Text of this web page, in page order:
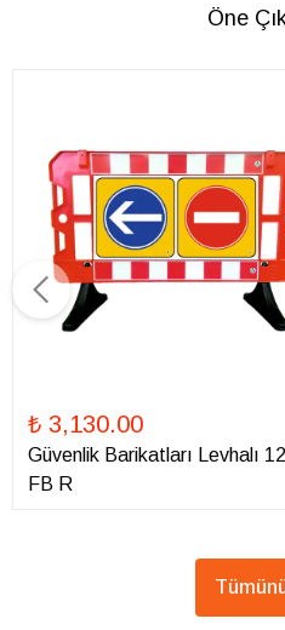
Öne
₺ 3,130.00
Güvenlik Barikatları Levhalı
FB R